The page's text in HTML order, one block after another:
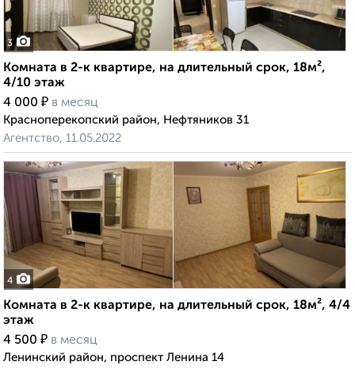
3
Комната в 2-к квартире, на длительный срок, 18м²,
4/10 этаж
4 000 ₽ в месяц
Красноперекопский район, Нефтяников 31
Агентство, 11.05.2022
4
Комната в 2-к квартире, на длительный срок, 18м², 4/4
этаж
4 500 ₽ в месяц
Ленинский район, проспект Ленина 14